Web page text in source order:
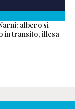
albero si
in transito, illesa